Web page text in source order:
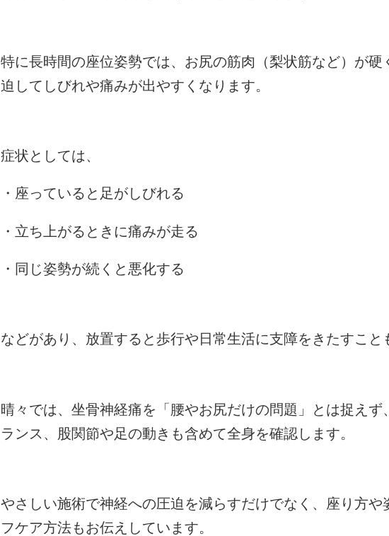
特に長時間の座位姿勢では、お尻の筋肉（梨状筋など）が硬
迫してしびれや痛みが出やすくなります。
症状としては、
・座っていると足がしびれる
・立ち上がるときに痛みが走る
・同じ姿勢が続くと悪化する
などがあり、放置すると歩行や日常生活に支障をきたすこと
晴々では、坐骨神経痛を「腰やお尻だけの問題」とは捉えず
ランス、股関節や足の動きも含めて全身を確認します。
やさしい施術で神経への圧迫を減らすだけでなく、座り方や
フケア方法もお伝えしています。